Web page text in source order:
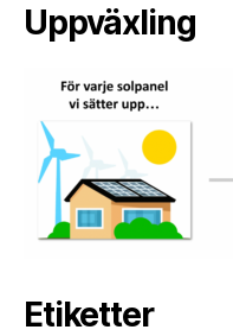
Uppväxling
Etiketter